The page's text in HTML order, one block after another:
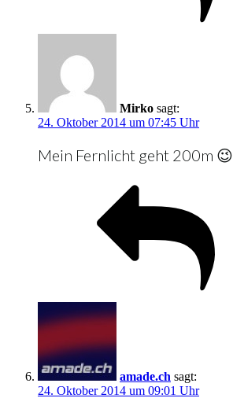
Mirko sagt:
24. Oktober 2014 um 07:45 Uhr
Mein Fernlicht geht 200m 😉
amade.ch sagt:
24. Oktober 2014 um 09:01 Uhr